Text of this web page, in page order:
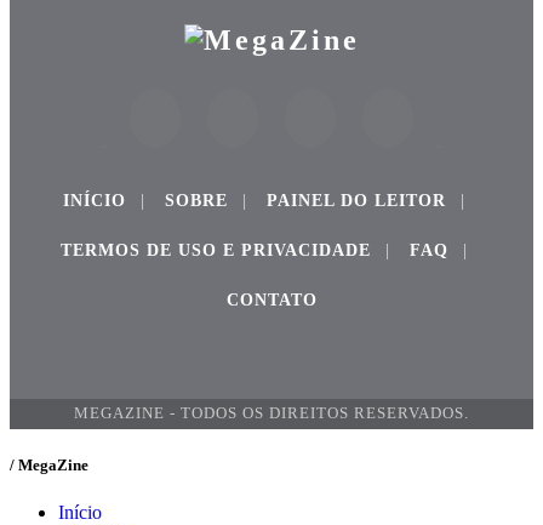
INÍCIO | SOBRE | PAINEL DO LEITOR |
TERMOS DE USO E PRIVACIDADE | FAQ |
CONTATO
MEGAZINE - TODOS OS DIREITOS RESERVADOS.
/ MegaZine
Início